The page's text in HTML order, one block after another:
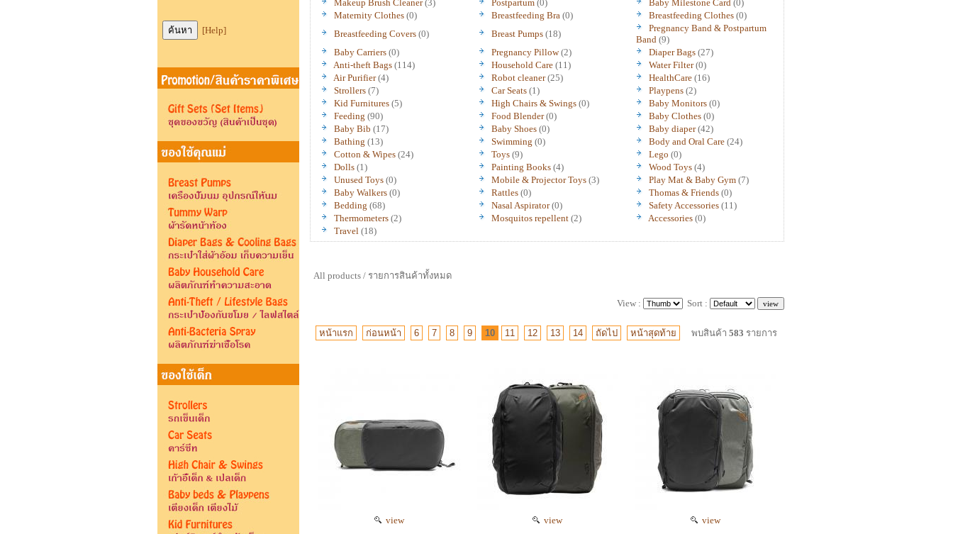
[Help]
Makeup Brush Cleaner(3) Postpartum (0) Baby Milestone Card (0)
Maternity Clothes (0) Breastfeeding Bra (0) Breastfeeding Clothes (0)
Breastfeeding Covers (0) Breast Pumps (18)
Pregnancy Band & Postpartum
Band (9)
Baby Carriers (0) Pregnancy Pillow(2) Diaper Bags (27)
Anti-theft Bags (114) Household Care (11) Water Filter(0)
Air Purifier(4) Robot cleaner(25) HealthCare (16)
Strollers (7) Car Seats (1) Playpens (2)
Kid Furnitures (5) High Chairs & Swings (0) Baby Monitors (0)
Feeding (90) Food Blender(0) Baby Clothes (0)
Baby Bib (17) Baby Shoes (0) Baby diaper(42)
Bathing (13) Swimming (0) Body and Oral Care (24)
Cotton & Wipes (24) Toys (9) Lego (0)
Dolls (1) Painting Books (4) Wood Toys (4)
Unused Toys (0) Mobile & Projector Toys (3) Play Mat & Baby Gym (7)
Baby Walkers (0) Rattles (0) Thomas & Friends (0)
Bedding (68) Nasal Aspirator(0) Safety Accessories (11)
Thermometers (2) Mosquitos repellent (2) Accessories (0)
Travel (18)
All products / รายการสินค้าทั้งหมด
View : Sort :
หน้าแรก ก่อนหน้า 6 7 8 9 10 11 12 13 14 ถัดไป หน้าสุดท้าย พบสินค้า583 รายการ
view
view
view